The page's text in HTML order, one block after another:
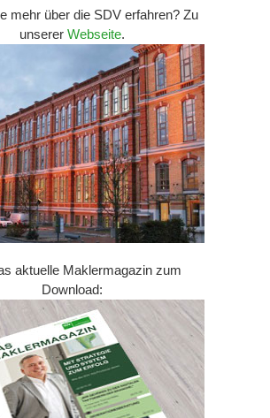
mehr über die SDV erfahren? Zu
unserer Webseite.
aktuelle Maklermagazin zum
Download: